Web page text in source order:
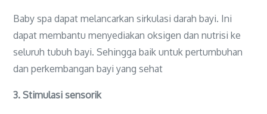
Baby spa dapat melancarkan sirkulasi darah bayi. Ini
dapat membantu menyediakan oksigen dan nutrisi ke
seluruh tubuh bayi. Sehingga baik untuk pertumbuhan
dan perkembangan bayi yang sehat
3. Stimulasi sensorik